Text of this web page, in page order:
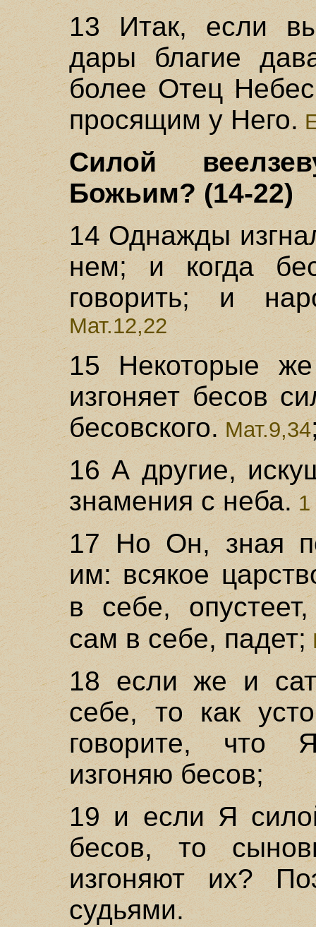
13 Итак, если
дары благие
более Отец
просящим у Него.
Силой
Божьим? (14-22)
14 Однажды
нем; и когда
говорить; и
Мат.12,22
15 Некоторые
изгоняет бесов
бесовского.Мат.9,34
16 А другие,
знамения с неба.1
17 Но Он, зная
им: всякое
в себе,
сам в себе, падет;
18 если же и
себе, то как
говорите, что
изгоняю бесов;
19 и если Я
бесов, то
изгоняют их?
судьями.